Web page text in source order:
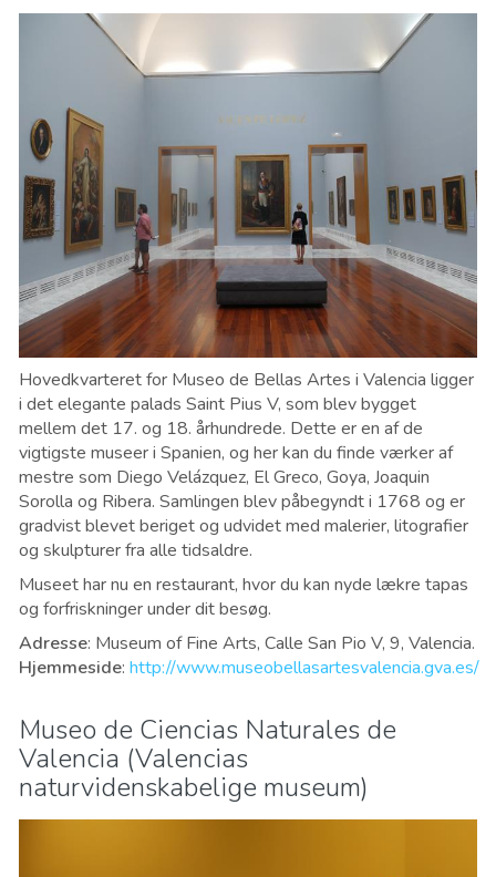
Hovedkvarteret for Museo de Bellas Artes i Valencia ligger
i det elegante palads Saint Pius V, som blev bygget
mellem det 17. og 18. århundrede. Dette er en af ​​de
vigtigste museer i Spanien, og her kan du finde værker af
mestre som Diego Velázquez, El Greco, Goya, Joaquin
Sorolla og Ribera. Samlingen blev påbegyndt i 1768 og er
gradvist blevet beriget og udvidet med malerier, litografier
og skulpturer fra alle tidsaldre.
Museet har nu en restaurant, hvor du kan nyde lækre tapas
og forfriskninger under dit besøg.
Adresse: Museum of Fine Arts, Calle San Pio V, 9, Valencia.
Hjemmeside: http://www.museobellasartesvalencia.gva.es/
Museo de Ciencias Naturales de
Valencia (Valencias
naturvidenskabelige museum)